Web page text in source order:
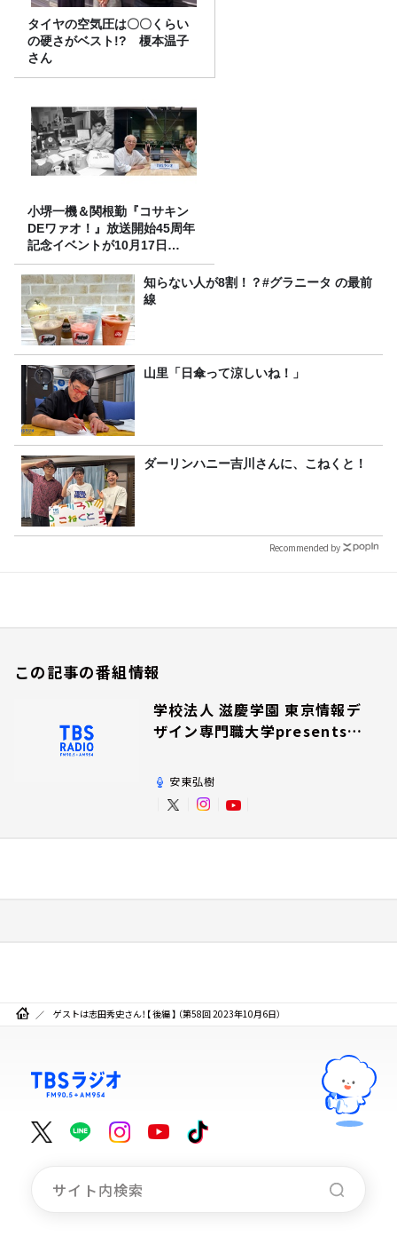
タイヤの空気圧は〇〇くらい
の硬さがベスト!? 榎本温子
さん
小堺一機＆関根勤『コサキン
DEワァオ！』放送開始45周年
記念イベントが10月17日
（土）に開催決定！本日より
FC先行受付スタート！知らない人が8割！？#グラニータ の最前
線
山里「日傘って涼しいね！」
ダーリンハニー吉川さんに、こねくと！
Recommended by
この記事の番組情報
学校法人 滋慶学園 東京情報デ
ザイン専門職大学presents夢
安東弘樹
ゲストは志田秀史さん！【 後編 】 （第58回 2023年10月6日）